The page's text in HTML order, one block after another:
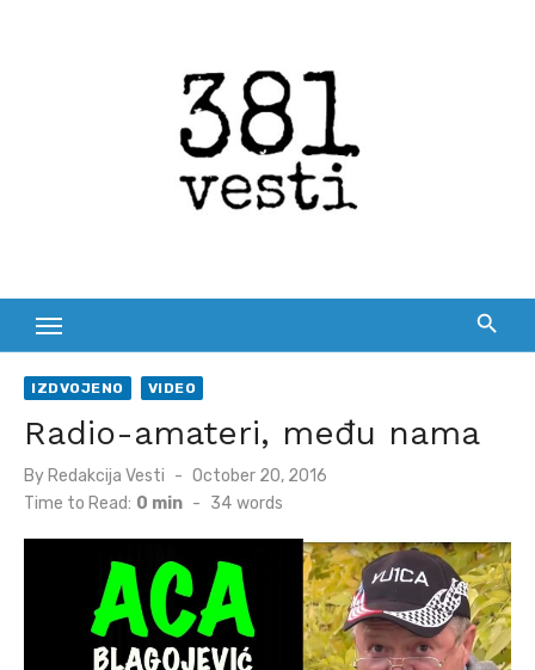
IZDVOJENO VIDEO
Radio-amateri, među nama
By Redakcija Vesti
Posted
October 20, 2016
Time to Read: 0 min - 34 words